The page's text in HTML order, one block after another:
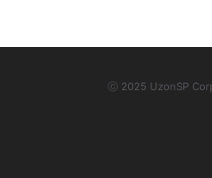
ⓒ 2025 UzonSP